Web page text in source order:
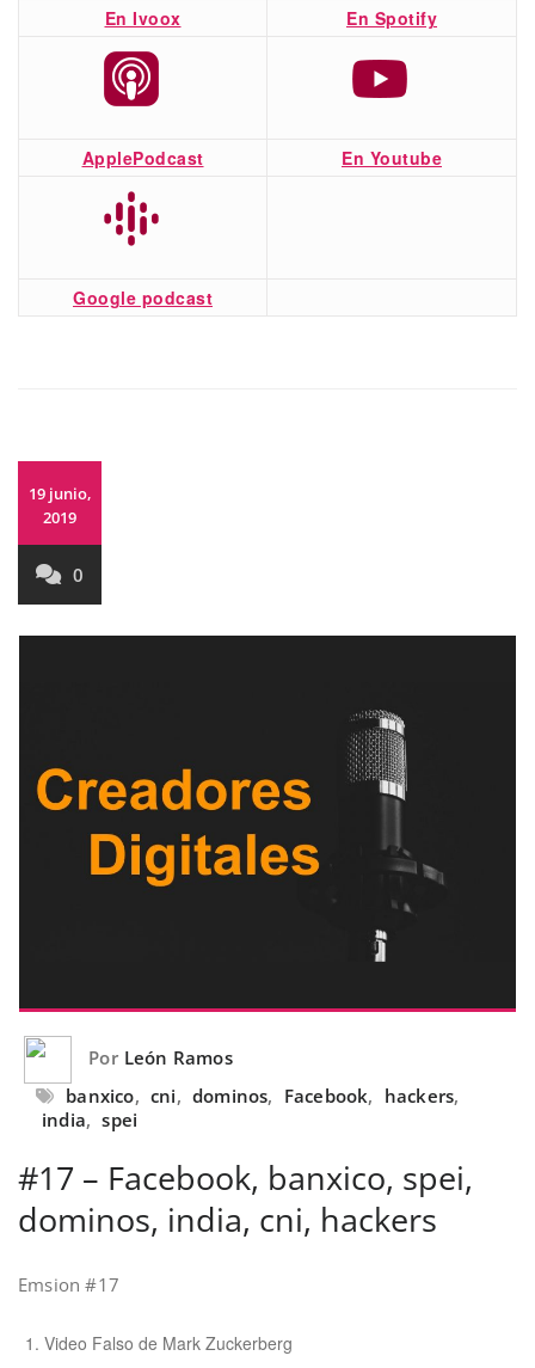
En Ivoox En Spotify
ApplePodcast En Youtube
Google podcast
19 junio,
2019
0
Por León Ramos
banxico, cni, dominos, Facebook, hackers,
india, spei
#17 – Facebook, banxico, spei,
dominos, india, cni, hackers
Emsion #17
Video Falso de Mark Zuckerberg